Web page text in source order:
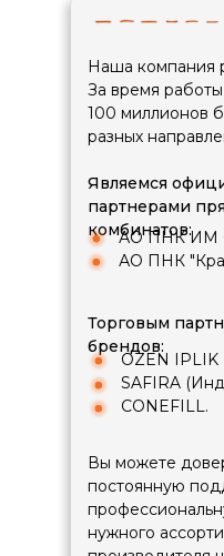
Наша компания
За время
100 миллионов
разных
Являемся
партнерами
комбинатов:
Торговым
брендов:
Вы можете
постоянную
нужного
⠀⠀⠀OZEN IPLIK
⠀⠀⠀SAFIRA
⠀⠀⠀CONEFILL.
⠀⠀⠀АО ПНК ИМ
⠀⠀⠀АО ПНК